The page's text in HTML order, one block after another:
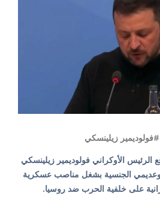
#فولوديمير زيلينسكي
الرئيس الأوكراني فولوديمير زيلينسكي
الجنسية بشغل مناصب عسكرية
على خلفية الحرب ضد روسيا.